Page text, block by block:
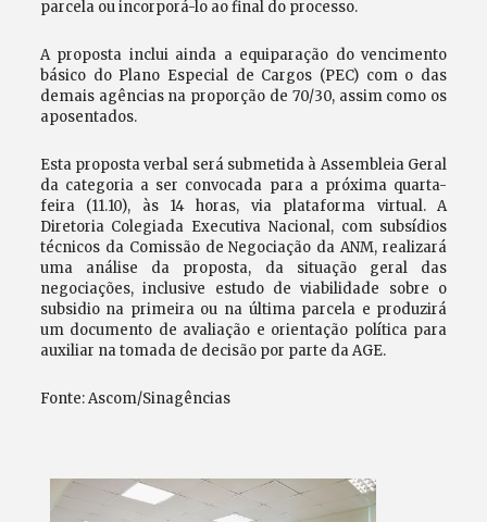
parcela ou incorporá-lo ao final do processo.
A proposta inclui ainda a equiparação do vencimento
básico do Plano Especial de Cargos (PEC) com o das
demais agências na proporção de 70/30, assim como os
aposentados.
Esta proposta verbal será submetida à Assembleia Geral
da categoria a ser convocada para a próxima quarta-
feira (11.10), às 14 horas, via plataforma virtual. A
Diretoria Colegiada Executiva Nacional, com subsídios
técnicos da Comissão de Negociação da ANM, realizará
uma análise da proposta, da situação geral das
negociações, inclusive estudo de viabilidade sobre o
subsidio na primeira ou na última parcela e produzirá
um documento de avaliação e orientação política para
auxiliar na tomada de decisão por parte da AGE.
Fonte: Ascom/Sinagências